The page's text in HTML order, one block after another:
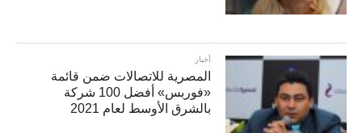
أخبار
المصرية للاتصالات ضمن قائمة
«فوربس» أفضل 100 شركة
بالشرق الأوسط لعام 2021